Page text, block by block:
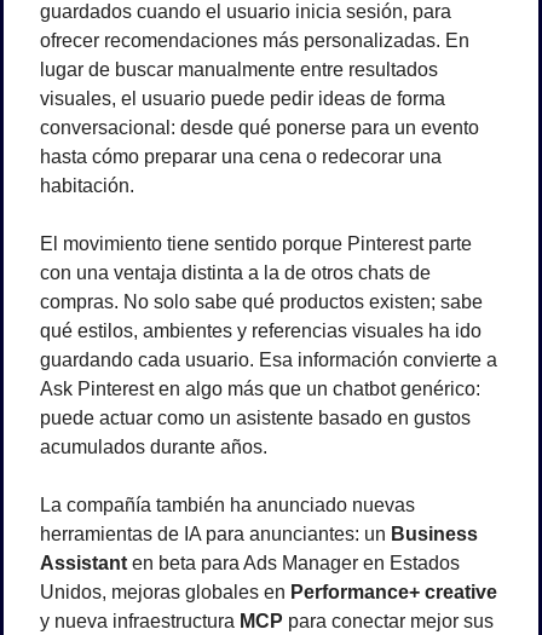
guardados cuando el usuario inicia sesión, para
ofrecer recomendaciones más personalizadas. En
lugar de buscar manualmente entre resultados
visuales, el usuario puede pedir ideas de forma
conversacional: desde qué ponerse para un evento
hasta cómo preparar una cena o redecorar una
habitación.
El movimiento tiene sentido porque Pinterest parte
con una ventaja distinta a la de otros chats de
compras. No solo sabe qué productos existen; sabe
qué estilos, ambientes y referencias visuales ha ido
guardando cada usuario. Esa información convierte a
Ask Pinterest en algo más que un chatbot genérico:
puede actuar como un asistente basado en gustos
acumulados durante años.
La compañía también ha anunciado nuevas
herramientas de IA para anunciantes: un Business
Assistant en beta para Ads Manager en Estados
Unidos, mejoras globales en Performance+ creative
y nueva infraestructura MCP para conectar mejor sus